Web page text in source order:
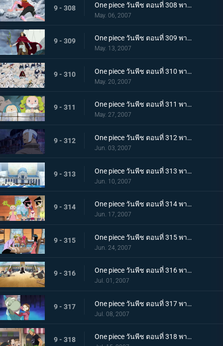
9 - 308 One piece วันพีช ตอนที่ 308 พากย์ไทย รอคอยเพื่อลูฟี่! การต่อสู้เดิมพันด้วยชีวิตบนสะพานแห่งความลังเล
May. 06, 2007
9 - 309 One piece วันพีช ตอนที่ 309 พากย์ไทย ทุ่มใจใส่กำปั้น! หมัดปืนกลทุ่มสุดตัวของลูฟี่
May. 13, 2007
9 - 310 One piece วันพีช ตอนที่ 310 พากย์ไทย สหายผู้มาจากท้องทะเล! สายสัมพันธ์ที่เข้มแข็งของกลุ่มหมวกฟาง
May. 20, 2007
9 - 311 One piece วันพีช ตอนที่ 311 พากย์ไทย การหลบที่ยิ่งใหญ่! เส้นทางสู่ชัยชนะของโจรสลัด
May. 27, 2007
9 - 312 One piece วันพีช ตอนที่ 312 พากย์ไทย ขอบคุณสำหรับทุกอย่างแมรี่! หิมะตกบนทะเลแห่งการจากลา
Jun. 03, 2007
9 - 313 One piece วันพีช ตอนที่ 313 พากย์ไทย ความสงบที่ถูกทำลาย! พลเรือโทผู้ใช้หมัดแห่งความรัก
Jun. 10, 2007
9 - 314 One piece วันพีช ตอนที่ 314 พากย์ไทย ตระกูลสุดแกร่ง? พ่อของลูฟี่ที่ถูกเปิดเผย!
Jun. 17, 2007
9 - 315 One piece วันพีช ตอนที่ 315 พากย์ไทย ชื่อนั้นคือโลกใหม่! เส้นทางของแกรนไลน์!
Jun. 24, 2007
9 - 316 One piece วันพีช ตอนที่ 316 พากย์ไทย แชงคูสเคลื่อนไหว! หนทางสู่ยุคสมัยอันบ้าคลั่ง!!
Jul. 01, 2007
9 - 317 One piece วันพีช ตอนที่ 317 พากย์ไทย เด็กสาวผู้ตามหายางาร่า! การสืบสวนครั้งใหญ่ในเมืองแห่งน้ำ!
Jul. 08, 2007
9 - 318 One piece วันพีช ตอนที่ 318 พากย์ไทย คุณแม่สุดแกร่ง! การช่วยงานบ้านสุดสะท้านของโซโล